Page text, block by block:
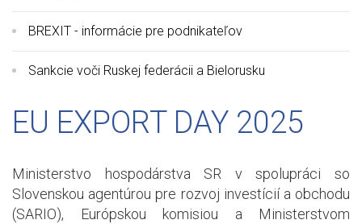
BREXIT - informácie pre podnikateľov
Sankcie voči Ruskej federácii a Bielorusku
EU EXPORT DAY 2025
Ministerstvo hospodárstva SR v spolupráci so
Slovenskou agentúrou pre rozvoj investícií a obchodu
(SARIO), Európskou komisiou a Ministerstvom